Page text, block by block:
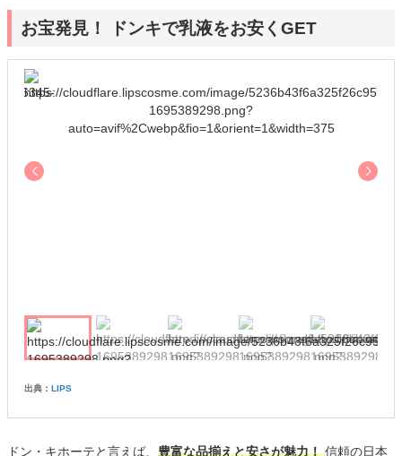
お宝発見！ ドンキで乳液をお安くGET
出典： LIPS
ドン・キホーテと言えば、 豊富な品揃えと安さが魅力！信頼の日本